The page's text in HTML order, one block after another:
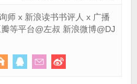
师 x 新浪读书书评人 x 广播
等平台@左叔 新浪微博@DJ